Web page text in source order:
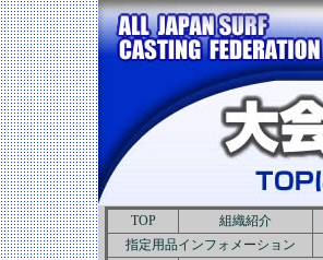
TOP 組織紹介
指定用品インフォメーション